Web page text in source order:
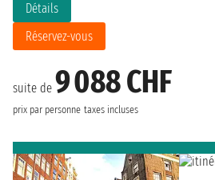
suite de 9 088 CHF
prix par personne taxes incluses
Détails
Réservez-vous